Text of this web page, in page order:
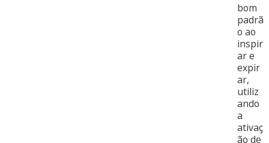
bom
padrã
o ao
inspir
ar e
expir
ar,
utiliz
ando
a
ativaç
ão de